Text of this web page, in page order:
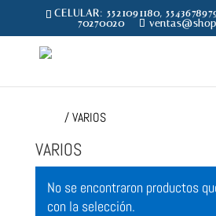
CELULAR: 5521091180,
70270020
/ VARIOS
VARIOS
No se encontraron productos
con la selección.